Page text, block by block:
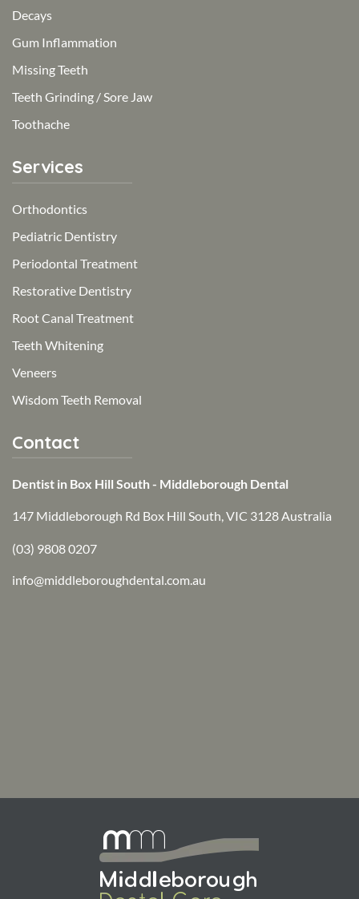
Decays
Gum Inflammation
Missing Teeth
Teeth Grinding / Sore Jaw
Toothache
Services
Orthodontics
Pediatric Dentistry
Periodontal Treatment
Restorative Dentistry
Root Canal Treatment
Teeth Whitening
Veneers
Wisdom Teeth Removal
Contact
Dentist in Box Hill South - Middleborough Dental
147 Middleborough Rd Box Hill South, VIC 3128 Australia
(03) 9808 0207
info@middleboroughdental.com.au